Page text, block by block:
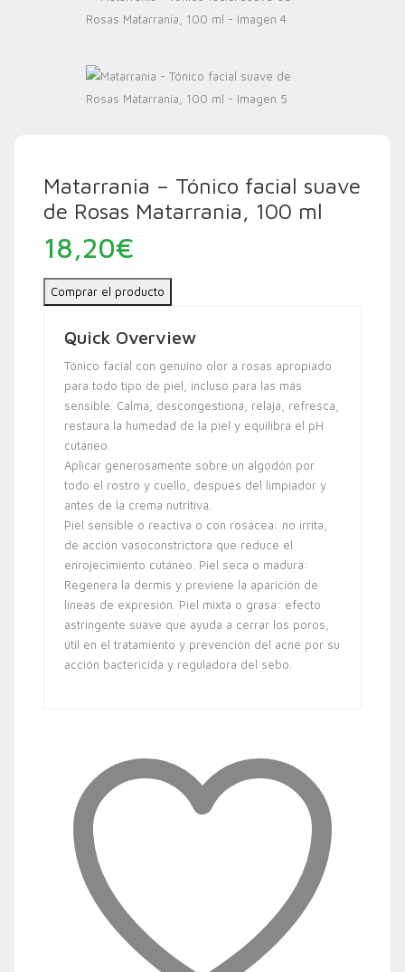
Matarrania – Tónico facial suave
de Rosas Matarrania, 100 ml
18,20€
Comprar el producto
Quick Overview
Tónico facial con genuino olor a rosas apropiado
para todo tipo de piel, incluso para las más
sensible. Calma, descongestiona, relaja, refresca,
restaura la humedad de la piel y equilibra el pH
cutáneo.
Aplicar generosamente sobre un algodón por
todo el rostro y cuello, después del limpiador y
antes de la crema nutritiva.
Piel sensible o reactiva o con rosácea: no irrita,
de acción vasoconstrictora que reduce el
enrojecimiento cutáneo. Piel seca o madura:
Regenera la dermis y previene la aparición de
líneas de expresión. Piel mixta o grasa: efecto
astringente suave que ayuda a cerrar los poros,
útil en el tratamiento y prevención del acné por su
acción bactericida y reguladora del sebo.